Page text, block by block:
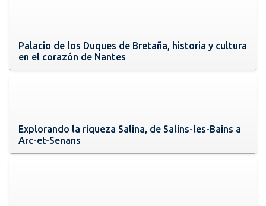
Palacio de los Duques de Bretaña, historia y cultura
en el corazón de Nantes
Explorando la riqueza Salina, de Salins-les-Bains a
Arc-et-Senans